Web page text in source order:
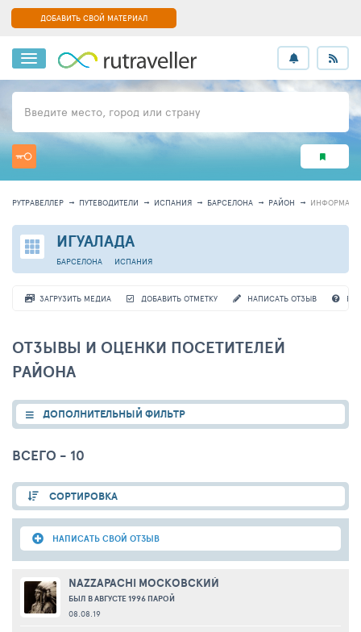
ДОБАВИТЬ СВОЙ МАТЕРИАЛ
Введите место, город или страну
РУТРАВЕЛЛЕР ПУТЕВОДИТЕЛИ ИСПАНИЯ БАРСЕЛОНА РАЙОН
ИГУАЛАДА
ИСПАНИЯ
БАРСЕЛОНА
ЗАГРУЗИТЬ МЕДИА ДОБАВИТЬ ОТМЕТКУ НАПИСАТЬ ОТЗЫВ
ОТЗЫВЫ И ОЦЕНКИ ПОСЕТИТЕЛЕЙ
РАЙОНА
ДОПОЛНИТЕЛЬНЫЙ ФИЛЬТР
ВСЕГО - 10
СОРТИРОВКА
НАПИСАТЬ СВОЙ ОТЗЫВ
NAZZAPACHI МОСКОВСКИЙ
БЫЛ В АВГУСТЕ 1996 ПАРОЙ
08.08.19